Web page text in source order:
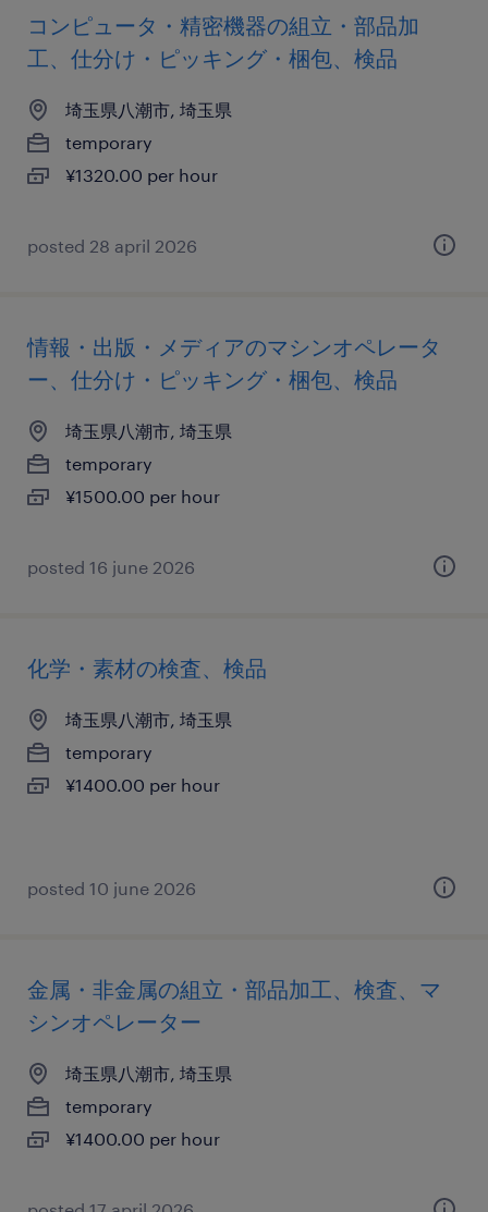
コンピュータ・精密機器の組立・部品加
工、仕分け・ピッキング・梱包、検品
埼玉県八潮市, 埼玉県
temporary
¥1320.00 per hour
posted 28 april 2026
情報・出版・メディアのマシンオペレータ
ー、仕分け・ピッキング・梱包、検品
埼玉県八潮市, 埼玉県
temporary
¥1500.00 per hour
posted 16 june 2026
化学・素材の検査、検品
埼玉県八潮市, 埼玉県
temporary
¥1400.00 per hour
posted 10 june 2026
金属・非金属の組立・部品加工、検査、マ
シンオペレーター
埼玉県八潮市, 埼玉県
temporary
¥1400.00 per hour